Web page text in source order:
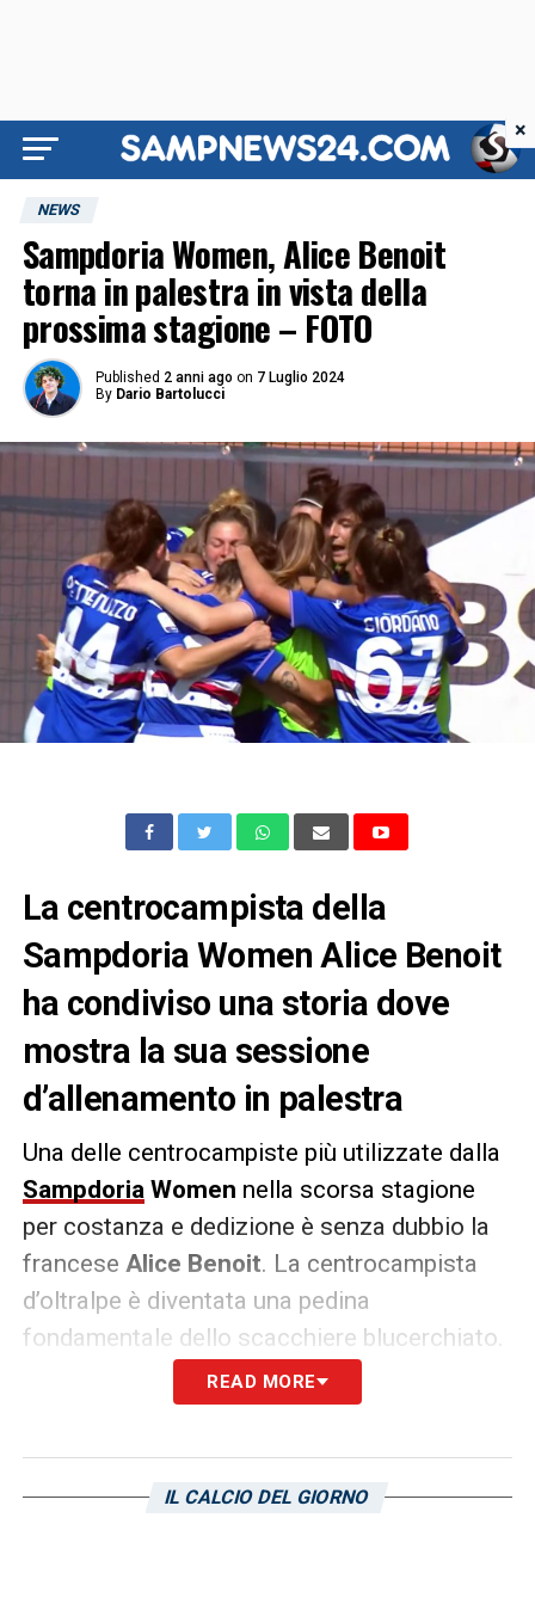
NEWS
Sampdoria Women, Alice Benoit
torna in palestra in vista della
prossima stagione – FOTO
Published 2 anni ago on 7 Luglio 2024
By Dario Bartolucci
La centrocampista della
Sampdoria Women Alice Benoit
ha condiviso una storia dove
mostra la sua sessione
d’allenamento in palestra
Una delle centrocampiste più utilizzate dalla
SampdoriaWomen nella scorsa stagione
per costanza e dedizione è senza dubbio la
francese Alice Benoit. La centrocampista
d’oltralpe è diventata una pedina
fondamentale dello scacchiere blucerchiato.
Inoltre, stando a quanto mostrato da lei
privilegiata. Per questa ragione la numero 6
READ MORE
IL CALCIO DEL GIORNO
×